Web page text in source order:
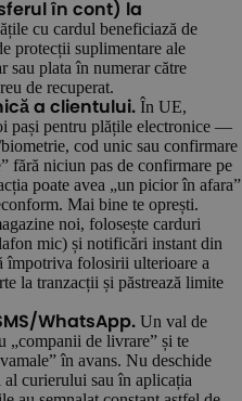
în cont) la
cu cardul beneficiază de
protecții suplimentare ale
sau plata în numerar către
de recuperat.
a clientului. În UE,
pași pentru plățile electronice —
cod unic sau confirmare
fără niciun pas de confirmare pe
poate avea „un picior în afara”
Mai bine te oprești.
noi, folosește carduri
mic) și notificări instant din
împotriva folosirii ulterioare a
la tranzacții și păstrează limite
WhatsApp. Un val de
„companii de livrare” și te
în avans. Nu deschide
curierului sau în aplicația